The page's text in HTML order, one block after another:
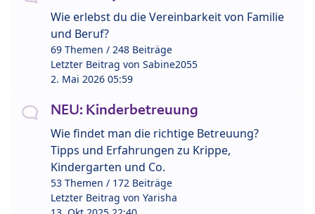
Wie erlebst du die Vereinbarkeit von Familie
und Beruf?
69 Themen / 248 Beiträge
Letzter Beitrag von Sabine2055
2. Mai 2026 05:59
NEU: Kinderbetreuung
Wie findet man die richtige Betreuung?
Tipps und Erfahrungen zu Krippe,
Kindergarten und Co.
53 Themen / 172 Beiträge
Letzter Beitrag von Yarisha